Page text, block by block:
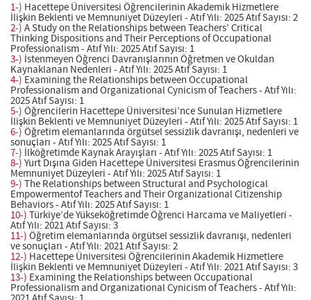
1-) Hacettepe Üniversitesi Öğrencilerinin Akademik Hizmetlere
İlişkin Beklenti ve Memnuniyet Düzeyleri - Atıf Yılı: 2025 Atıf Sayısı: 2
2-) A Study on the Relationships between Teachers’ Critical
Thinking Dispositions and Their Perceptions of Occupational
Professionalism - Atıf Yılı: 2025 Atıf Sayısı: 1
3-) İstenmeyen Öğrenci Davranışlarının Öğretmen ve Okuldan
Kaynaklanan Nedenleri - Atıf Yılı: 2025 Atıf Sayısı: 1
4-) Examining the Relationships between Occupational
Professionalism and Organizational Cynicism of Teachers - Atıf Yılı:
2025 Atıf Sayısı: 1
5-) Öğrencilerin Hacettepe Üniversitesi’nce Sunulan Hizmetlere
İlişkin Beklenti ve Memnuniyet Düzeyleri - Atıf Yılı: 2025 Atıf Sayısı: 1
6-) Öğretim elemanlarında örgütsel sessizlik davranışı, nedenleri ve
sonuçları - Atıf Yılı: 2025 Atıf Sayısı: 1
7-) İlköğretimde Kaynak Arayışları - Atıf Yılı: 2025 Atıf Sayısı: 1
8-) Yurt Dışına Giden Hacettepe Üniversitesi Erasmus Öğrencilerinin
Memnuniyet Düzeyleri - Atıf Yılı: 2025 Atıf Sayısı: 1
9-) The Relationships between Structural and Psychological
Empowermentof Teachers and Their Organizational Citizenship
Behaviors - Atıf Yılı: 2025 Atıf Sayısı: 1
10-) Türkiye’de Yükseköğretimde Öğrenci Harcama ve Maliyetleri -
Atıf Yılı: 2021 Atıf Sayısı: 3
11-) Öğretim elemanlarında örgütsel sessizlik davranışı, nedenleri
ve sonuçları - Atıf Yılı: 2021 Atıf Sayısı: 2
12-) Hacettepe Üniversitesi Öğrencilerinin Akademik Hizmetlere
İlişkin Beklenti ve Memnuniyet Düzeyleri - Atıf Yılı: 2021 Atıf Sayısı: 3
13-) Examining the Relationships between Occupational
Professionalism and Organizational Cynicism of Teachers - Atıf Yılı: